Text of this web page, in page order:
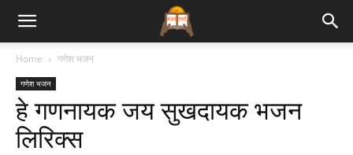
Bhajan
Lyrics
Home गणेश भजन
गणेश भजन
हे गणनायक जय सुखदायक भजन
लिरिक्स